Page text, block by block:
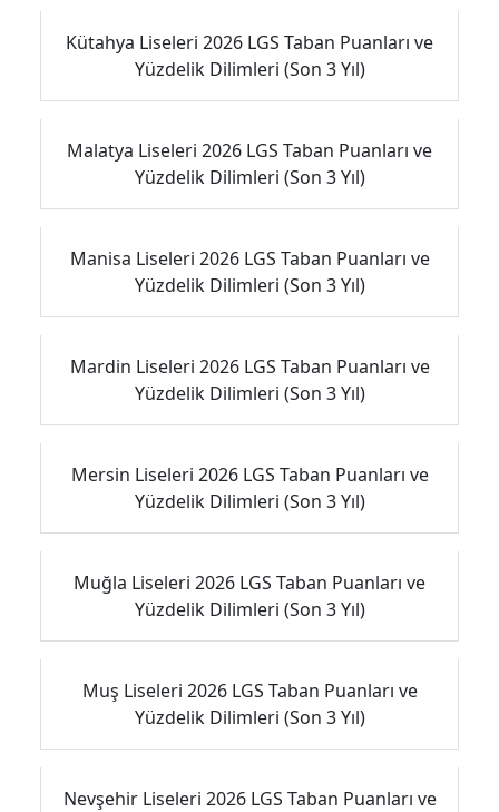
Kütahya Liseleri 2026 LGS Taban Puanları ve
Yüzdelik Dilimleri (Son 3 Yıl)
Malatya Liseleri 2026 LGS Taban Puanları ve
Yüzdelik Dilimleri (Son 3 Yıl)
Manisa Liseleri 2026 LGS Taban Puanları ve
Yüzdelik Dilimleri (Son 3 Yıl)
Mardin Liseleri 2026 LGS Taban Puanları ve
Yüzdelik Dilimleri (Son 3 Yıl)
Mersin Liseleri 2026 LGS Taban Puanları ve
Yüzdelik Dilimleri (Son 3 Yıl)
Muğla Liseleri 2026 LGS Taban Puanları ve
Yüzdelik Dilimleri (Son 3 Yıl)
Muş Liseleri 2026 LGS Taban Puanları ve
Yüzdelik Dilimleri (Son 3 Yıl)
Nevşehir Liseleri 2026 LGS Taban Puanları ve